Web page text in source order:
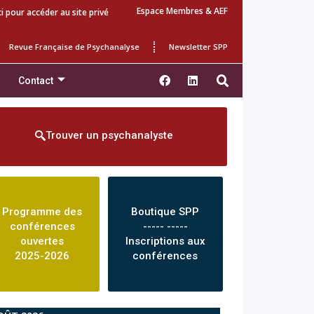
pour accéder au site privé Espace Membres & AEF
Revue Française de Psychanalyse Newsletter SPP
Contact
Trouver un psychanalyste
Programme des
conférences
ouvertes
2025-2026
Boutique SPP
----- -----
Inscriptions aux
conférences